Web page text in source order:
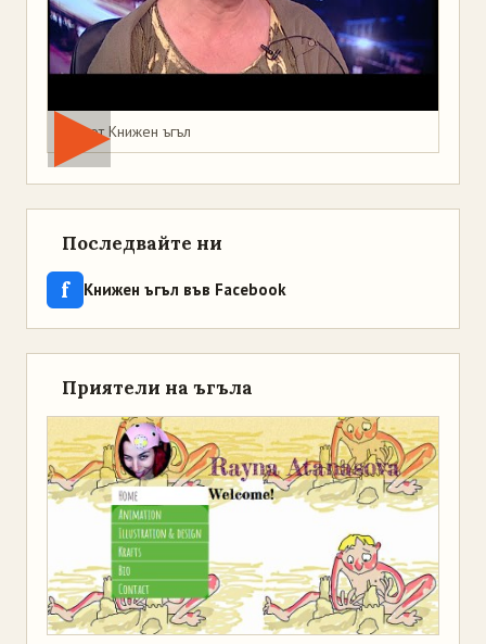
Мая от Книжен ъгъл
Последвайте ни
f Книжен ъгъл във Facebook
Приятели на ъгъла